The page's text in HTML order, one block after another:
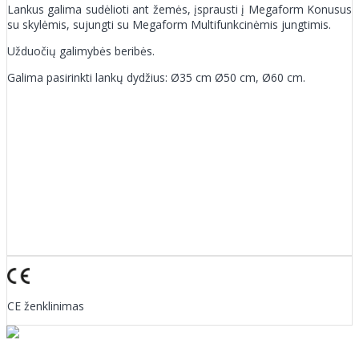
Lankus galima sudėlioti ant žemės, įsprausti į Megaform Konusus
su skylėmis, sujungti su Megaform Multifunkcinėmis jungtimis.
Užduočių galimybės beribės.
Galima pasirinkti lankų dydžius: Ø35 cm Ø50 cm, Ø60 cm.
CE ženklinimas